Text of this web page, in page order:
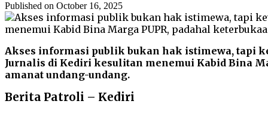
Published on October 16, 2025
Akses informasi publik bukan hak istimewa, tapi
Jurnalis di Kediri kesulitan menemui Kabid Bina
amanat undang-undang.
Berita Patroli – Kediri